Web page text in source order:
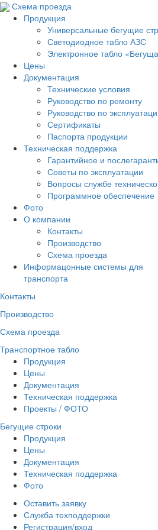
Схема проезда
Продукция
Универсальные бегущие
Светодиодное табло АЗС
Электронное табло
Цены
Документация
Технические условия
Руководство по ремонту
Руководство по
Сертификаты
Паспорта продукции
Техническая поддержка
Гарантийное и
Советы по эксплуатации
Вопросы службе
Программное обеспечение
Фото
О компании
Контакты
Производство
Схема проезда
Информацонные системы для
транспорта
Контакты
Производство
Схема проезда
Транспортное табло
Продукция
Цены
Документация
Техническая поддержка
Проекты / ФОТО
Бегущие строки
Продукция
Цены
Документация
Техническая поддержка
Фото
Оставить заявку
Служба техподдержки
Регистрация/вход